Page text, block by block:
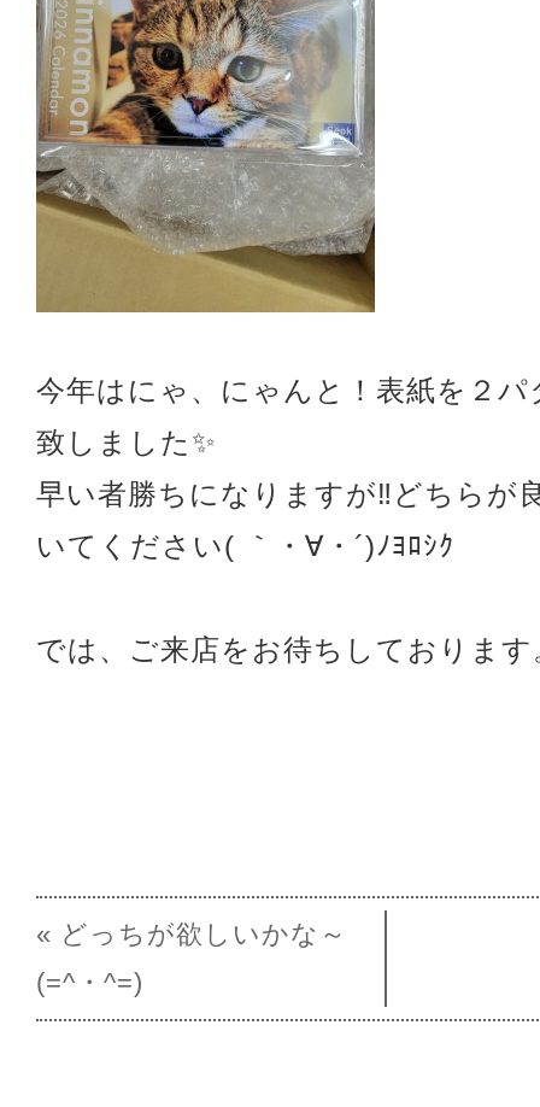
今年はにゃ、にゃんと！表紙を２パ
致しました✨
早い者勝ちになりますが‼どちらが
いてください( ｀・∀・´)ﾉﾖﾛｼｸ
では、ご来店をお待ちしております
« どっちが欲しいかな～
(=^・^=)